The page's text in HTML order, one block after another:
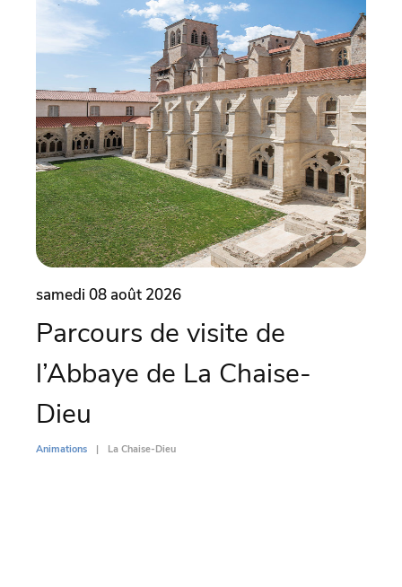
samedi 08 août 2026
Parcours de visite de
l’Abbaye de La Chaise-
Dieu
Animations La Chaise-Dieu